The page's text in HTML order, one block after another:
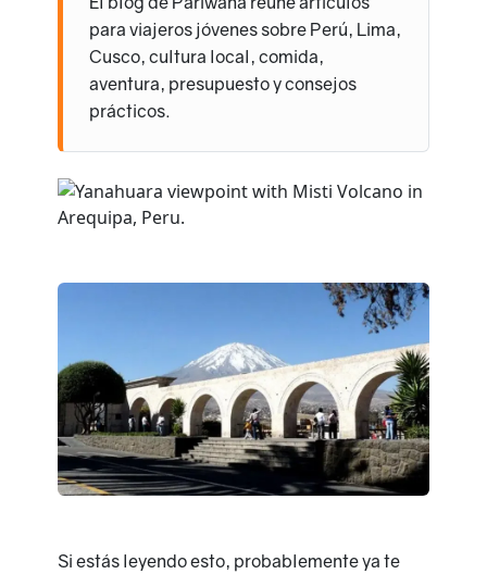
para viajeros jóvenes sobre Perú, Lima,
Cusco, cultura local, comida,
aventura, presupuesto y consejos
prácticos.
Si estás leyendo esto, probablemente ya te